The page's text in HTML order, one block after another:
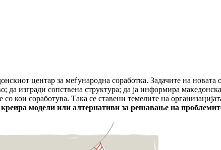
центар за меѓународна соработка. Задачите на новата
изгради сопствена структура; да ја информира
кои соработува. Така се ставени темелите на
креира модели или алтернативи за решавање на